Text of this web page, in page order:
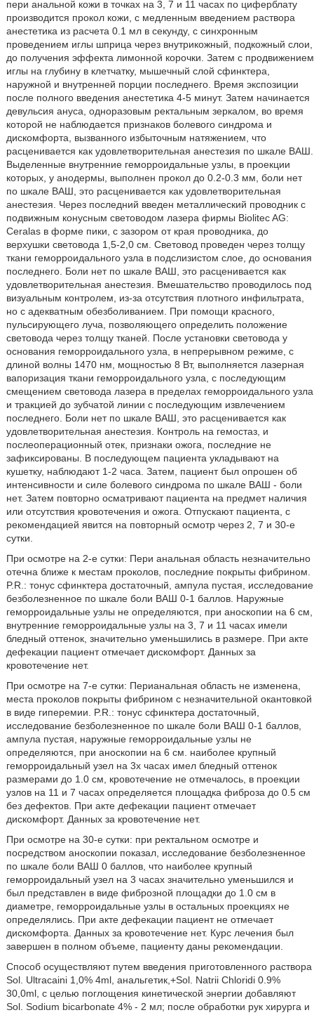
пери анальной кожи в точках на 3, 7 и 11 часах по циферблату
производится прокол кожи, с медленным введением раствора
анестетика из расчета 0.1 мл в секунду, с синхронным
проведением иглы шприца через внутрикожный, подкожный слои,
до получения эффекта лимонной корочки. Затем с продвижением
иглы на глубину в клетчатку, мышечный слой сфинктера,
наружной и внутренней порции последнего. Время экспозиции
после полного введения анестетика 4-5 минут. Затем начинается
девульсия ануса, одноразовым ректальным зеркалом, во время
которой не наблюдается признаков болевого синдрома и
дискомфорта, вызванного избыточным натяжением, что
расценивается как удовлетворительная анестезия по шкале ВАШ.
Выделенные внутренние геморроидальные узлы, в проекции
которых, у анодермы, выполнен прокол до 0.2-0.3 мм, боли нет
по шкале ВАШ, это расценивается как удовлетворительная
анестезия. Через последний введен металлический проводник с
подвижным конусным световодом лазера фирмы Biolitec AG:
Ceralas в форме пики, с зазором от края проводника, до
верхушки световода 1,5-2,0 см. Световод проведен через толщу
ткани геморроидального узла в подслизистом слое, до основания
последнего. Боли нет по шкале ВАШ, это расценивается как
удовлетворительная анестезия. Вмешательство проводилось под
визуальным контролем, из-за отсутствия плотного инфильтрата,
но с адекватным обезболиванием. При помощи красного,
пульсирующего луча, позволяющего определить положение
световода через толщу тканей. После установки световода у
основания геморроидального узла, в непрерывном режиме, с
длиной волны 1470 нм, мощностью 8 Вт, выполняется лазерная
вапоризация ткани геморроидального узла, с последующим
смещением световода лазера в пределах геморроидального узла
и тракцией до зубчатой линии с последующим извлечением
последнего. Боли нет по шкале ВАШ, это расценивается как
удовлетворительная анестезия. Контроль на гемостаз, и
послеоперационный отек, признаки ожога, последние не
зафиксированы. В последующем пациента укладывают на
кушетку, наблюдают 1-2 часа. Затем, пациент был опрошен об
интенсивности и силе болевого синдрома по шкале ВАШ - боли
нет. Затем повторно осматривают пациента на предмет наличия
или отсутствия кровотечения и ожога. Отпускают пациента, с
рекомендацией явится на повторный осмотр через 2, 7 и 30-е
сутки.
При осмотре на 2-е сутки: Пери анальная область незначительно
отечна ближе к местам проколов, последние покрыты фибрином.
P.R.: тонус сфинктера достаточный, ампула пустая, исследование
безболезненное по шкале боли ВАШ 0-1 баллов. Наружные
геморроидальные узлы не определяются, при аноскопии на 6 см,
внутренние геморроидальные узлы на 3, 7 и 11 часах имели
бледный оттенок, значительно уменьшились в размере. При акте
дефекации пациент отмечает дискомфорт. Данных за
кровотечение нет.
При осмотре на 7-е сутки: Перианальная область не изменена,
места проколов покрыты фибрином с незначительной окантовкой
в виде гиперемии. P.R.: тонус сфинктера достаточный,
исследование безболезненное по шкале боли ВАШ 0-1 баллов,
ампула пустая, наружные геморроидальные узлы не
определяются, при аноскопии на 6 см. наиболее крупный
геморроидальный узел на 3х часах имел бледный оттенок
размерами до 1.0 см, кровотечение не отмечалось, в проекции
узлов на 11 и 7 часах определяется площадка фиброза до 0.5 см
без дефектов. При акте дефекации пациент отмечает
дискомфорт. Данных за кровотечение нет.
При осмотре на 30-е сутки: при ректальном осмотре и
посредством аноскопии показал, исследование безболезненное
по шкале боли ВАШ 0 баллов, что наиболее крупный
геморроидальный узел на 3 часах значительно уменьшился и
был представлен в виде фиброзной площадки до 1.0 см в
диаметре, геморроидальные узлы в остальных проекциях не
определялись. При акте дефекации пациент не отмечает
дискомфорта. Данных за кровотечение нет. Курс лечения был
завершен в полном объеме, пациенту даны рекомендации.
Способ осуществляют путем введения приготовленного раствора
Sol. Ultracaini 1,0% 4ml, анальгетик,+Sol. Natrii Chloridi 0.9%
30,0ml, с целью поглощения кинетической энергии добавляют
Sol. Sodium bicarbonate 4% - 2 мл; после обработки рук хирурга и